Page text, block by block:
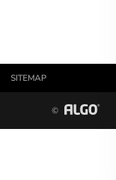
SITEMAP
©